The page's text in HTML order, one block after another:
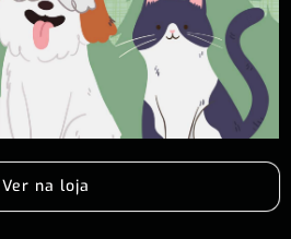
Ver na loja